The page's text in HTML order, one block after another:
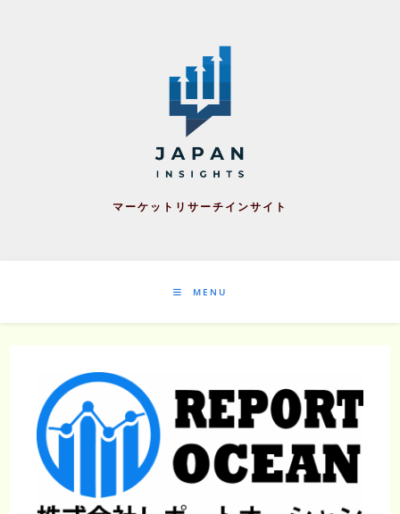
マーケットリサーチインサイト
MENU